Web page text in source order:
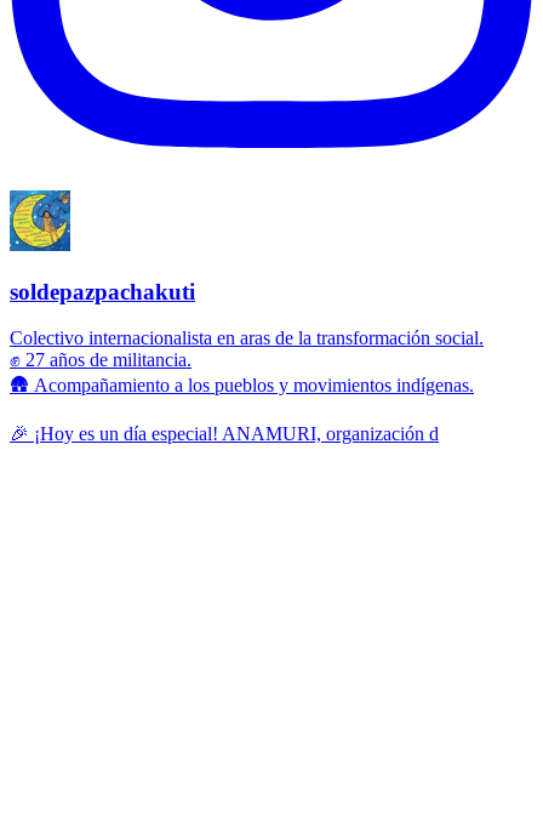
soldepazpachakuti
Colectivo internacionalista en aras de la transformación social.
✊ 27 años de militancia.
🛖 Acompañamiento a los pueblos y movimientos indígenas.
🎉 ¡Hoy es un día especial! ANAMURI, organización d